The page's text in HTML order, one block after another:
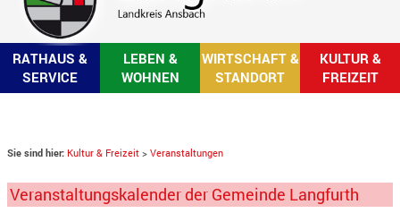
RATHAUS &
SERVICE
LEBEN &
WOHNEN
WIRTSCHAFT &
STANDORT
KULTUR &
FREIZEIT
Sie sind hier: Kultur & Freizeit >Veranstaltungen
Veranstaltungskalender der Gemeinde Langfurth